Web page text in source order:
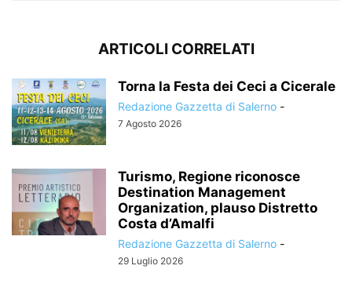
ARTICOLI CORRELATI
Torna la Festa dei Ceci a Cicerale
Redazione Gazzetta di Salerno -
7 Agosto 2026
Turismo, Regione riconosce
Destination Management
Organization, plauso Distretto
Costa d’Amalfi
Redazione Gazzetta di Salerno -
29 Luglio 2026